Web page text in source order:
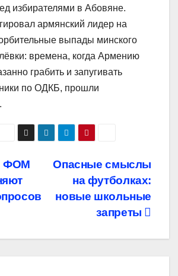
избирателями в Абовяне.
армянский лидер на
выпады минского
времена, когда Армению
грабить и запугивать
по ОДКБ, прошли
Опасные смыслы
на футболках:
новые школьные
запреты
ФОМ